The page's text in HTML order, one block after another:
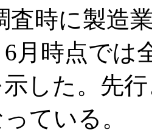
時に製造
月時点では
した。先
ている。